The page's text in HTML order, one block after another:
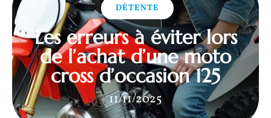
DÉTENTE
Les erreurs à éviter lors
de l’achat d’une moto
cross d’occasion 125
11/11/2025